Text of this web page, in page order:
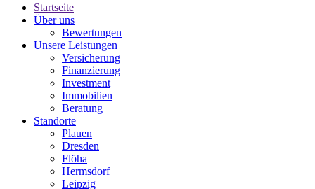
Startseite
Über uns
Bewertungen
Unsere Leistungen
Versicherung
Finanzierung
Investment
Immobilien
Beratung
Standorte
Plauen
Dresden
Flöha
Hermsdorf
Leipzig